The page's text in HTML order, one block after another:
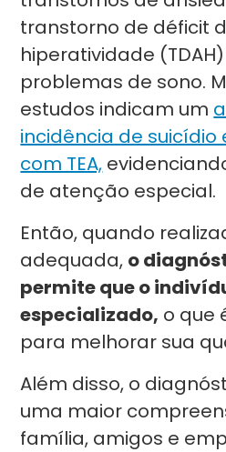
transtorno de déficit
hiperatividade
problemas de sono.
estudos indicam um
incidência de suicídio
com TEA,
de atenção especial.
Então, quando
adequada, o
permite que o
especializado, o que
para melhorar sua
Além disso, o
uma maior
família, amigos e